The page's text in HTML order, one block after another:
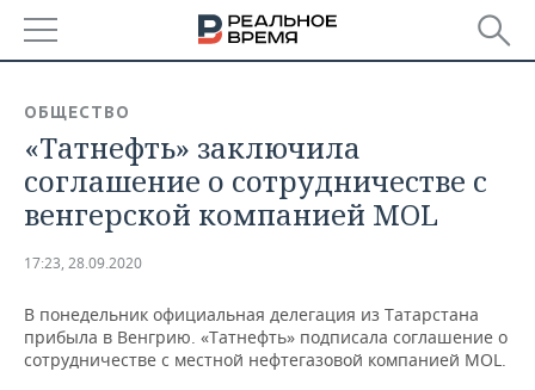
БАШКОРТОСТАН
ТАТАРСТАН
НОВОСТИ
АНАЛИТИКА
ДЕКЛАРАЦИИ О ДОХОДАХ
КОРОЛИ ГОСЗАКАЗА ПФО
НОВОСТИ ЭКОНОМИКИ
ФИНАНСЫ
ПРОМЫШЛЕННОСТЬ
НОВОСТИ
ПРОМЫШЛЕННОСТИ
НЕДВИЖИМОСТЬ
ОБЩЕСТВО
«Татнефть» заключила
соглашение о сотрудничестве с
венгерской компанией MOL
17:23, 28.09.2020
В понедельник официальная делегация из Татарстана
прибыла в Венгрию. «Татнефть» подписала соглашение о
сотрудничестве с местной нефтегазовой компанией MOL.